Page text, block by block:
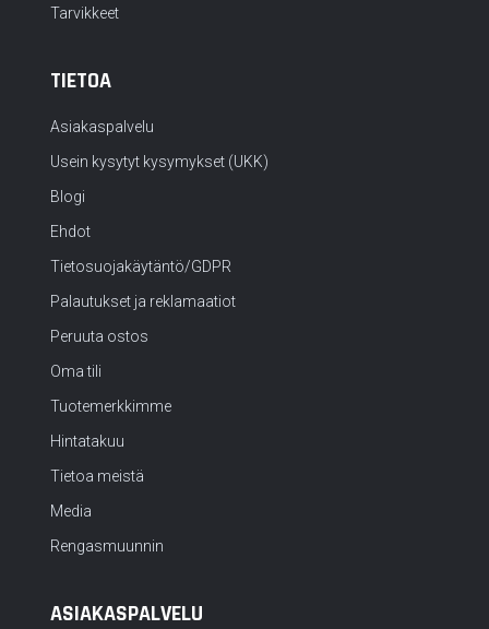
Tarvikkeet
TIETOA
Asiakaspalvelu
Usein kysytyt kysymykset (UKK)
Blogi
Ehdot
Tietosuojakäytäntö/GDPR
Palautukset ja reklamaatiot
Peruuta ostos
Oma tili
Tuotemerkkimme
Hintatakuu
Tietoa meistä
Media
Rengasmuunnin
ASIAKASPALVELU